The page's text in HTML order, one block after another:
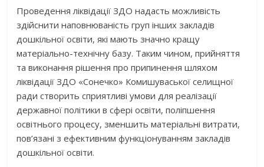
Проведення ліквідації ЗДО надасть можливість
здійснити наповнюваність груп інших закладів
дошкільної освіти, які мають значно кращу
матеріально-технічну базу. Таким чином, прийняття
та виконання рішення про припинення шляхом
ліквідації ЗДО «Сонечко» Комишуваської селищної
ради створить сприятливі умови для реалізації
державної політики в сфері освіти, поліпшення
освітнього процесу, зменшить матеріальні витрати,
пов’язані з ефективним функціонуванням закладів
дошкільної освіти.